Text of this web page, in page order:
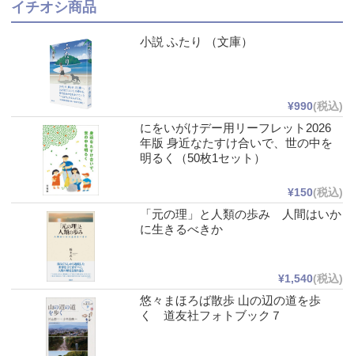
イチオシ商品
小説 ふたり （文庫）
¥990(税込)
にをいがけデー用リーフレット2026
年版 身近なたすけ合いで、世の中を
明るく（50枚1セット）
¥150(税込)
「元の理」と人類の歩み 人間はいか
に生きるべきか
¥1,540(税込)
悠々まほろば散歩 山の辺の道を歩
く 道友社フォトブック７